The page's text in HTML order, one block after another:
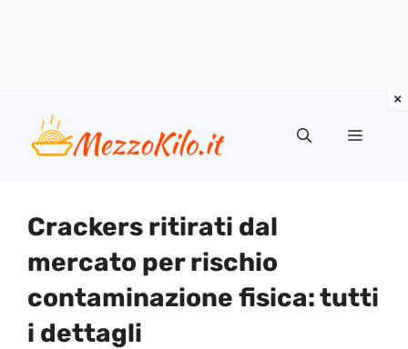
contenuto
Menu
Crackers ritirati dal
mercato per rischio
contaminazione fisica: tutti
i dettagli